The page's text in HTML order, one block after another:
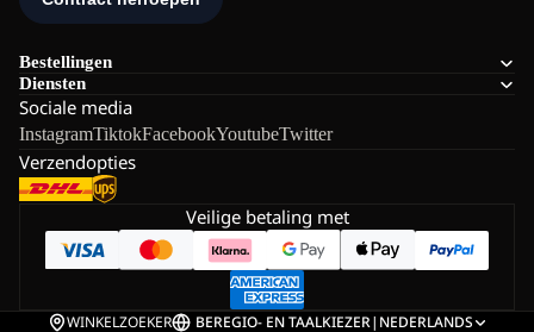
Bestellingen
Diensten
Sociale media
InstagramTiktokFacebookYoutubeTwitter
Verzendopties
Veilige betaling met
WINKELZOEKER BEREGIO- EN TAALKIEZER| NEDERLANDS